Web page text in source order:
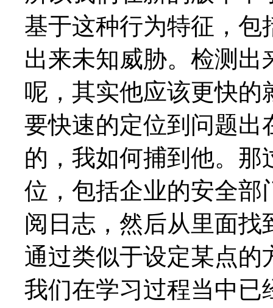
基于这种行为特征，包
出来未知威胁。检测
呢，其实他应该更快
要快速的定位到问题出
的，我如何捕到他。
位，包括企业的安全部
阅日志，然后从里面
通过类似于设定某点的
我们在学习过程当中已